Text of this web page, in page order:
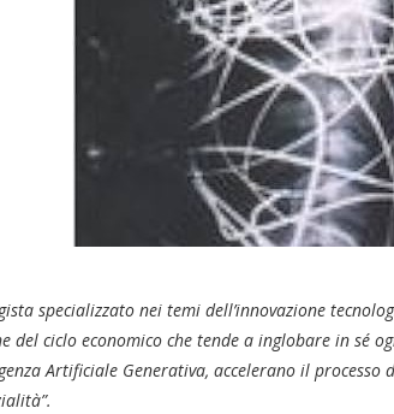
specializzato nei temi dell’innovazione
del ciclo economico che tende a inglobare in sé
Artificiale Generativa, accelerano il